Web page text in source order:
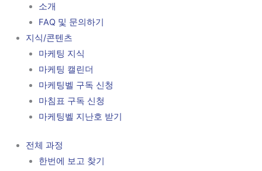
소개
FAQ 및 문의하기
지식/콘텐츠
마케팅 지식
마케팅 캘린더
마케팅벨 구독 신청
마침표 구독 신청
마케팅벨 지난호 받기
전체 과정
한번에 보고 찾기